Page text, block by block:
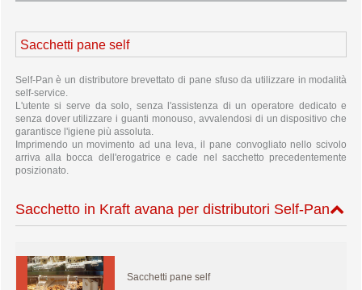
Sacchetti pane self
Self-Pan è un distributore brevettato di pane sfuso da utilizzare in modalità
self-service.
L'utente si serve da solo, senza l'assistenza di un operatore dedicato e
senza dover utilizzare i guanti monouso, avvalendosi di un dispositivo che
garantisce l'igiene più assoluta.
Imprimendo un movimento ad una leva, il pane convogliato nello scivolo
arriva alla bocca dell'erogatrice e cade nel sacchetto precedentemente
posizionato.
Sacchetto in Kraft avana per distributori Self-Pan
Sacchetti pane self